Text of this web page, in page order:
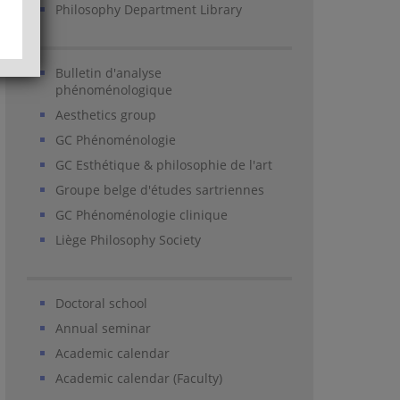
Philosophy Department Library
Bulletin d'analyse
phénoménologique
Aesthetics group
GC Phénoménologie
GC Esthétique & philosophie de l'art
Groupe belge d'études sartriennes
GC Phénoménologie clinique
Liège Philosophy Society
Doctoral school
Annual seminar
Academic calendar
Academic calendar (Faculty)